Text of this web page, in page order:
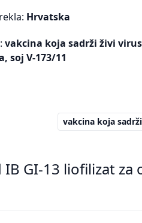
Hrvatska
vakcina koja sadrži živi
soj V-173/11
vakcina koja
IB GI-13 liofilizat